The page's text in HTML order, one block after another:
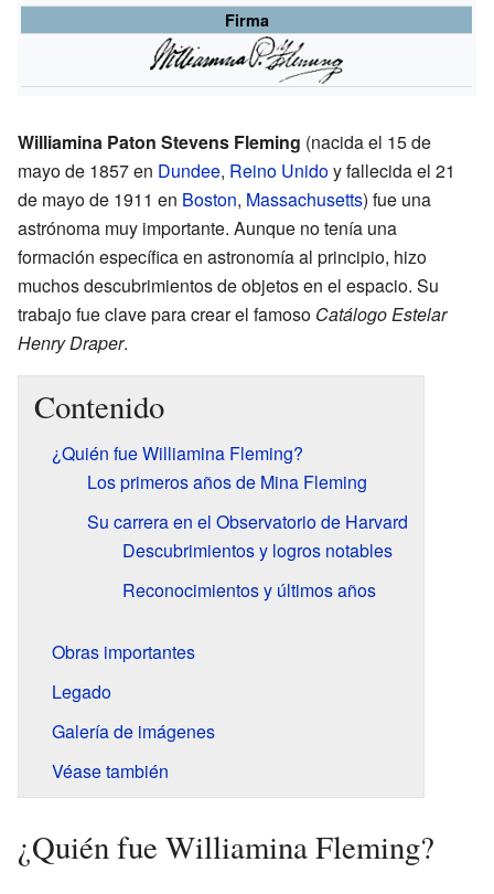
Firma
Williamina Paton Stevens Fleming (nacida el 15 de
mayo de 1857 en Dundee, Reino Unidoy fallecida el 21
de mayo de 1911 en Boston, Massachusetts) fue una
astrónoma muy importante. Aunque no tenía una
formación específica en astronomía al principio, hizo
muchos descubrimientos de objetos en el espacio. Su
trabajo fue clave para crear el famoso Catálogo Estelar
Henry Draper.
Contenido
¿Quién fue Williamina Fleming?
Los primeros años de Mina Fleming
Su carrera en el Observatorio de Harvard
Descubrimientos y logros notables
Reconocimientos y últimos años
Obras importantes
Legado
Galería de imágenes
Véase también
¿Quién fue Williamina Fleming?